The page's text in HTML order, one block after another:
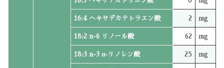
16:4 ヘキサデカテトラエン酸 2 mg
18:2 n-6 リノール酸 62 mg
18:3 n-3 α‐リノレン酸 25 mg